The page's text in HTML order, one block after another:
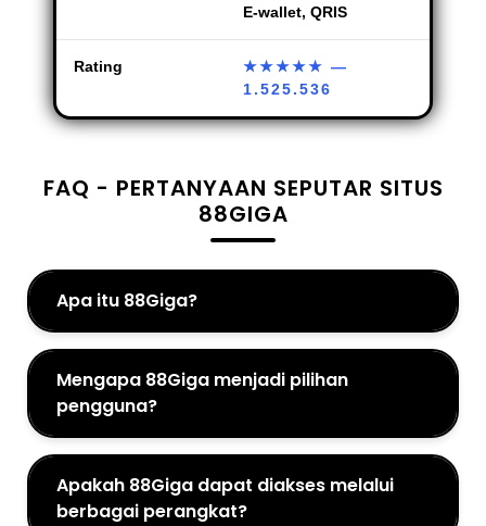
E-wallet, QRIS
Rating ★★★★★ —
1.525.536
FAQ - PERTANYAAN SEPUTAR SITUS
88GIGA
Apa itu 88Giga?
Mengapa 88Giga menjadi pilihan
pengguna?
Apakah 88Giga dapat diakses melalui
berbagai perangkat?